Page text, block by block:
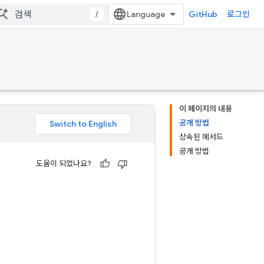
/ GitHub 로그인
이 페이지의 내용
공개 방법
상속된 메서드
공개 방법
도움이 되었나요?